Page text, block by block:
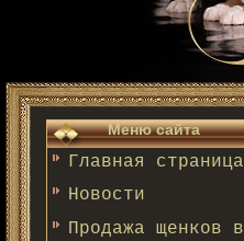
Меню сайта
Главная страница
Новости
Продажа щенков в